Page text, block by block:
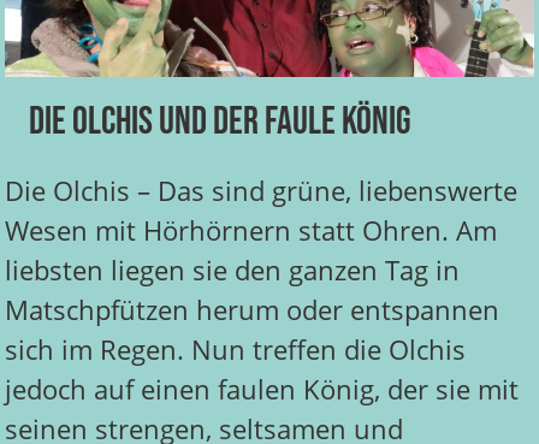
Die Olchis und der faule König
Die Olchis – Das sind grüne, liebenswerte
Wesen mit Hörhörnern statt Ohren. Am
liebsten liegen sie den ganzen Tag in
Matschpfützen herum oder entspannen
sich im Regen. Nun treffen die Olchis
jedoch auf einen faulen König, der sie mit
seinen strengen, seltsamen und